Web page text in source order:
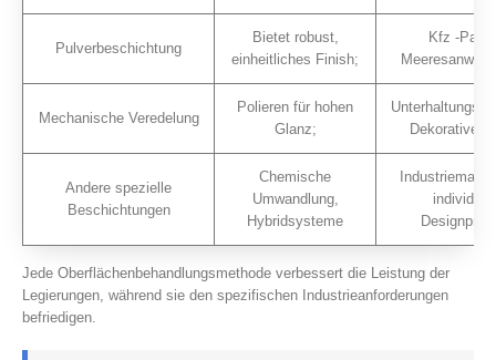
Pulverbeschichtung
Bietet robust,
einheitliches Finish;
Kfz -
Mechanische Veredelung
Polieren für hohen
Glanz;
Dekorative
Andere spezielle
Beschichtungen
Chemische
Umwandlung,
Hybridsysteme
Jede Oberflächenbehandlungsmethode verbessert die Leistung der
Legierungen, während sie den spezifischen Industrieanforderungen
befriedigen.